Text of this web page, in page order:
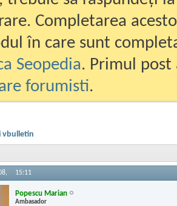
Completarea
în care sunt
Seopedia. Primul
forumisti.
vbulletin
15:11
Popescu Marian
Ambasador